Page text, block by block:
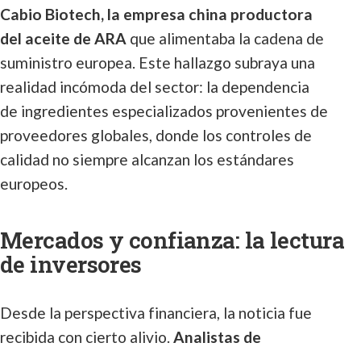
Cabio Biotech, la empresa china productora
del aceite de ARA que alimentaba la cadena de
suministro europea. Este hallazgo subraya una
realidad incómoda del sector: la dependencia
de ingredientes especializados provenientes de
proveedores globales, donde los controles de
calidad no siempre alcanzan los estándares
europeos.
Mercados y confianza: la lectura
de inversores
Desde la perspectiva financiera, la noticia fue
recibida con cierto alivio. Analistas de